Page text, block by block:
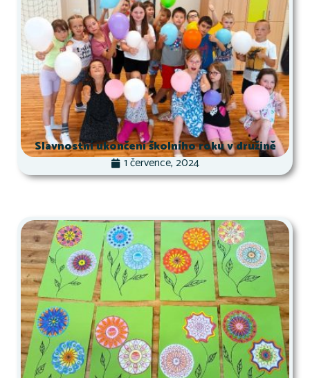
Slavnostní ukončení školního roku v družině
1 července, 2024